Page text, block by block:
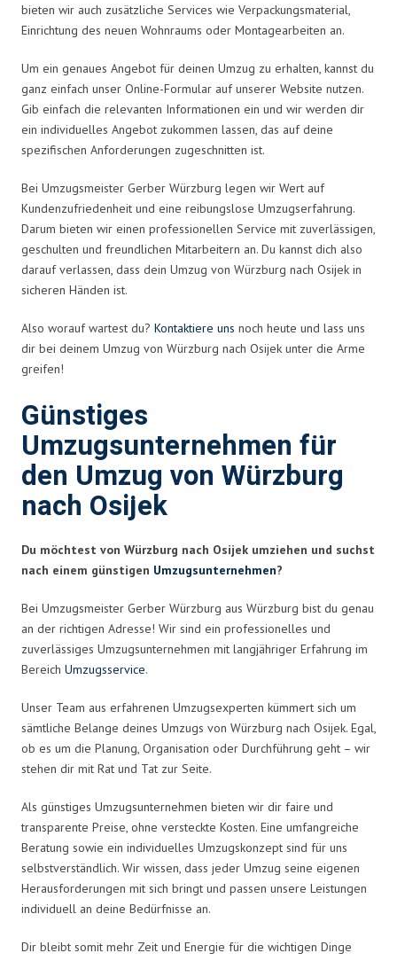
bieten wir auch zusätzliche Services wie Verpackungsmaterial,
Einrichtung des neuen Wohnraums oder Montagearbeiten an.
Um ein genaues Angebot für deinen Umzug zu erhalten, kannst du
ganz einfach unser Online-Formular auf unserer Website nutzen.
Gib einfach die relevanten Informationen ein und wir werden dir
ein individuelles Angebot zukommen lassen, das auf deine
spezifischen Anforderungen zugeschnitten ist.
Bei Umzugsmeister Gerber Würzburg legen wir Wert auf
Kundenzufriedenheit und eine reibungslose Umzugserfahrung.
Darum bieten wir einen professionellen Service mit zuverlässigen,
geschulten und freundlichen Mitarbeitern an. Du kannst dich also
darauf verlassen, dass dein Umzug von Würzburg nach Osijek in
sicheren Händen ist.
Also worauf wartest du? Kontaktiere uns noch heute und lass uns
dir bei deinem Umzug von Würzburg nach Osijek unter die Arme
greifen!
Günstiges
Umzugsunternehmen für
den Umzug von Würzburg
nach Osijek
Du möchtest von Würzburg nach Osijek umziehen und suchst
nach einem günstigen Umzugsunternehmen?
Bei Umzugsmeister Gerber Würzburg aus Würzburg bist du genau
an der richtigen Adresse! Wir sind ein professionelles und
zuverlässiges Umzugsunternehmen mit langjähriger Erfahrung im
Bereich Umzugsservice.
Unser Team aus erfahrenen Umzugsexperten kümmert sich um
sämtliche Belange deines Umzugs von Würzburg nach Osijek. Egal,
ob es um die Planung, Organisation oder Durchführung geht – wir
stehen dir mit Rat und Tat zur Seite.
Als günstiges Umzugsunternehmen bieten wir dir faire und
transparente Preise, ohne versteckte Kosten. Eine umfangreiche
Beratung sowie ein individuelles Umzugskonzept sind für uns
selbstverständlich. Wir wissen, dass jeder Umzug seine eigenen
Herausforderungen mit sich bringt und passen unsere Leistungen
individuell an deine Bedürfnisse an.
Dir bleibt somit mehr Zeit und Energie für die wichtigen Dinge